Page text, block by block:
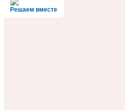
Решаем вместе